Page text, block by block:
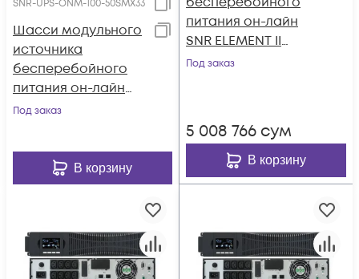
SNR-UPS-ONM-100-50SMX33
Шасси модульного
источника
бесперебойного
питания он-лайн
SNR серии SM
50кВА), 3ф:3ф (380-
415В), 10.4"LCD, IP20
Под заказ
В корзину
питания он-лайн
SNR ELEMENT II
1000ВА/1000Вт (PF-
Под заказ
5 008 766 сум
В корзину